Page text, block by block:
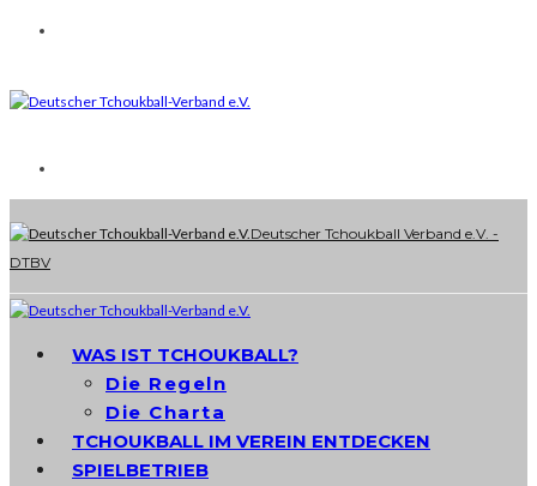
Deutscher Tchoukball Verband e.V. -
DTBV
WAS IST TCHOUKBALL?
Die Regeln
Die Charta
TCHOUKBALL IM VEREIN ENTDECKEN
SPIELBETRIEB